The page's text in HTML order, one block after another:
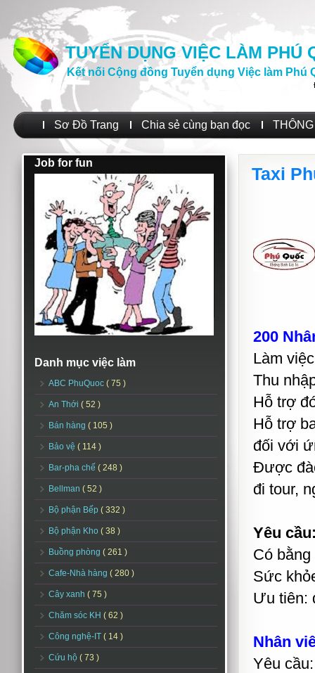
TUYỂN DỤNG VIỆC LÀM PHÚ
Kết nối Cộng đồng Tuyển dụng Việc làm Phú
Sơ Đồ Trang Chia sẻ cùng bạn đọc
Job for fun
Danh mục việc làm
ABC PhuQuoc ( 75 )
An Thới ( 52 )
Bán hàng ( 105 )
Bảo vệ ( 114 )
Bar-pha chế ( 248 )
Bellman ( 52 )
Bộ phận Bếp ( 332 )
Bộ phận Kho ( 38 )
Buồng phòng ( 261 )
Cafe-Nhà hàng ( 280 )
Cây xanh ( 75 )
Chăm sóc KH ( 62 )
Công nghệ-IT ( 14 )
Cứu hộ ( 73 )
Taxi
200
Làm
Thu
Hỗ trợ
Hỗ trợ
đối với
Được
đi tour,
Yêu
Có
Sức
Ưu tiên:
Nhân
Yêu cầu: